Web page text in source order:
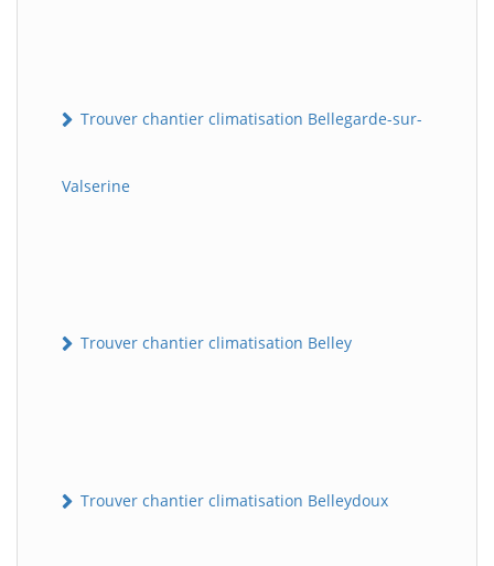
Trouver chantier climatisation Bellegarde-sur-
Valserine
Trouver chantier climatisation Belley
Trouver chantier climatisation Belleydoux